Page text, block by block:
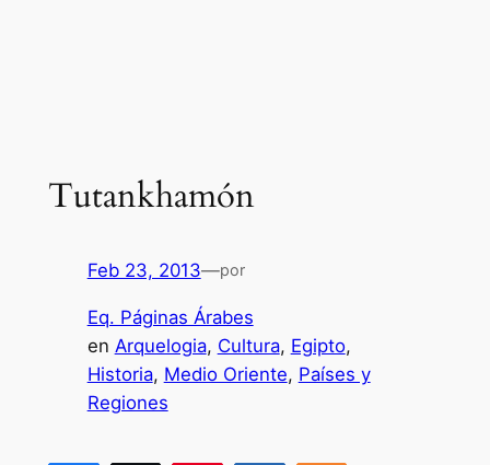
Tutankhamón
Feb 23, 2013—por
Eq. Páginas Árabes
en Arquelogia, Cultura, Egipto
Historia, Medio Oriente, Países y
Regiones